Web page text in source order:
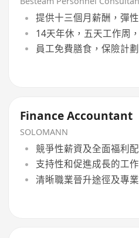
提供十三個月薪酬，彈
14天年休，五天工作周
員工免費膳食，保險計
Finance Accountant
SOLOMANN
競爭性薪資及全面福利
支持性和促進成長的工
清晰職業晉升途徑及專